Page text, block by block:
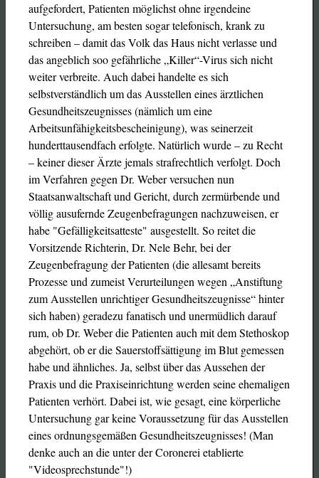
aufgefordert, Patienten möglichst ohne irgendeine
Untersuchung, am besten sogar telefonisch, krank zu
schreiben – damit das Volk das Haus nicht verlasse und
das angeblich soo gefährliche „Killer“-Virus sich nicht
weiter verbreite. Auch dabei handelte es sich
selbstverständlich um das Ausstellen eines ärztlichen
Gesundheitszeugnisses (nämlich um eine
Arbeitsunfähigkeitsbescheinigung), was seinerzeit
hunderttausendfach erfolgte. Natürlich wurde – zu Recht
– keiner dieser Ärzte jemals strafrechtlich verfolgt. Doch
im Verfahren gegen Dr. Weber versuchen nun
Staatsanwaltschaft und Gericht, durch zermürbende und
völlig ausufernde Zeugenbefragungen nachzuweisen, er
habe "Gefälligkeitsatteste" ausgestellt. So reitet die
Vorsitzende Richterin, Dr. Nele Behr, bei der
Zeugenbefragung der Patienten (die allesamt bereits
Prozesse und zumeist Verurteilungen wegen „Anstiftung
zum Ausstellen unrichtiger Gesundheitszeugnisse“ hinter
sich haben) geradezu fanatisch und unermüdlich darauf
rum, ob Dr. Weber die Patienten auch mit dem Stethoskop
abgehört, ob er die Sauerstoffsättigung im Blut gemessen
habe und ähnliches. Ja, selbst über das Aussehen der
Praxis und die Praxiseinrichtung werden seine ehemaligen
Patienten verhört. Dabei ist, wie gesagt, eine körperliche
Untersuchung gar keine Voraussetzung für das Ausstellen
eines ordnungsgemäßen Gesundheitszeugnisses! (Man
denke auch an die unter der Coronerei etablierte
"Videosprechstunde"!)